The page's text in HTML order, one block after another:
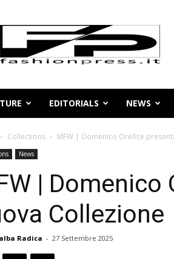
Magazine
moda
online
FashionPress.it
EDITORIALS NEWS
Collections MFW | Domenico Orefice
News
| Domenico
Collezione
Radica - 27 Settembre 2025